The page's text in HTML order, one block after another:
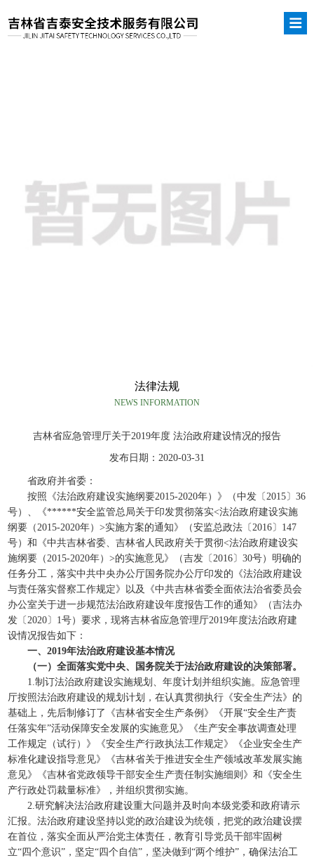
法律法规
NEWS INFORMATION
吉林省应急管理厅关于2019年度 法治政府建设情况的报告
发布日期：2020-03-31
省政府并省委：
按照《法治政府建设实施纲要2015-2020年）》（中发〔2015〕36
号）、《******安全监管总局关于印发贯彻落实<法治政府建设实施
纲要（2015-2020年）>实施方案的通知》（安监总政法〔2016〕147
号）和《中共吉林省委、吉林省人民政府关于贯彻<法治政府建设实
施纲要（2015-2020年）>的实施意见》（吉发〔2016〕30号）明确的
任务分工，落实中共中央办公厅国务院办公厅印发的《法治政府建设
与责任落实督察工作规定》以及《中共吉林省委全面依法治省委员会
办公室关于进一步规范法治政府建设年度报告工作的通知》（吉法办
发〔2020〕1号）要求，现将吉林省应急管理厅2019年度法治政府建
设情况报告如下：
一、2019年法治政府建设基本情况
（一）全面落实党中央、国务院关于法治政府建设的决策部署。
1.制订法治政府建设实施规划、年度计划并组织实施。应急管理
厅按照法治政府建设的规划计划，在认真贯彻执行《安全生产法》的
基础上，先后制修订了《吉林省安全生产条例》《开展“安全生产责
任落实年”活动保障安全发展的实施意见》《生产安全事故调查处理
工作规定（试行）》《安全生产行政执法工作规定》《企业安全生产
标准化建设指导意见》《吉林省关于推进安全生产领域改革发展实施
意见》《吉林省党政领导干部安全生产责任制实施细则》和《安全生
产行政处罚裁量标准》，并组织贯彻实施。
2.研究解决法治政府建设重大问题并及时向本级党委和政府请示
汇报。法治政府建设坚持以党的政治建设为统领，把党的政治建设摆
在首位，落实全面从严治党主体责任，教育引导党员干部牢固树
立“四个意识”，坚定“四个自信”，坚决做到“两个维护”，确保法治工